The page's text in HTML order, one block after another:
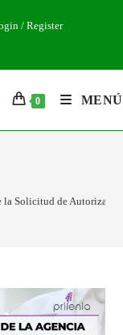
/ Register
0 MENÚ
la Solicitud de